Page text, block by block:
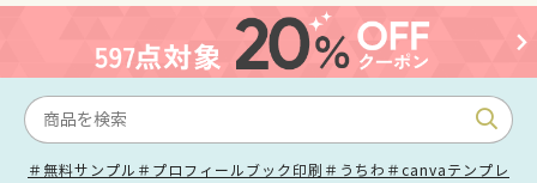
＃無料サンプル ＃プロフィールブック印刷 ＃うちわ ＃canvaテンプレ